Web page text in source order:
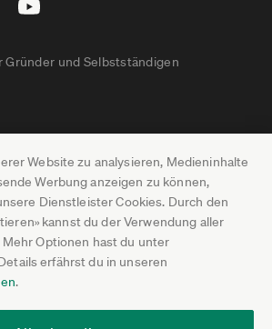
Website zu analysieren, Medieninhalte
Werbung anzeigen zu können,
Dienstleister Cookies. Durch den
kannst du der Verwendung aller
Optionen hast du unter
erfährst du in unseren
.
und Selbstständigen